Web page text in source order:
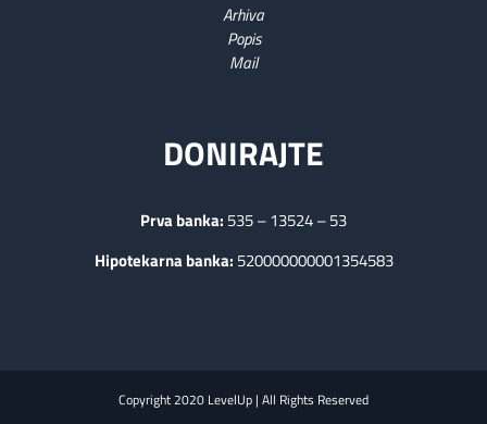
Arhiva
Popis
Mail
DONIRAJTE
Prva banka: 535 – 13524 – 53
Hipotekarna banka: 520000000001354583
Copyright 2020 LevelUp | All Rights Reserved